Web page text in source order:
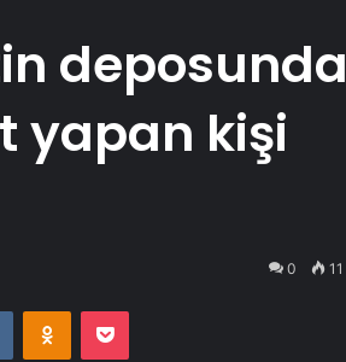
deposunda
yapan kişi
0 11
VKontakteOdnoklassniki
Pocket